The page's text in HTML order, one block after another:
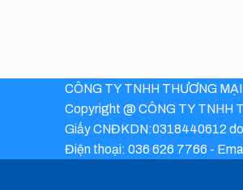
CÔNG TY TNHH THƯƠNG
Copyright @ CÔNG TY TNHH
Giấy CNĐKDN:0318440612
Điện thoại: 036 626 7766 -